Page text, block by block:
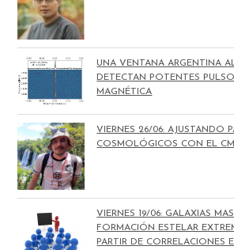
UNA VENTANA ARGENTINA
DETECTAN POTENTES
MAGNÉTICA
VIERNES 26/06: AJUSTANDO
COSMOLÓGICOS CON EL
VIERNES 19/06: GALAXIAS
FORMACIÓN ESTELAR
PARTIR DE CORRELACIONES